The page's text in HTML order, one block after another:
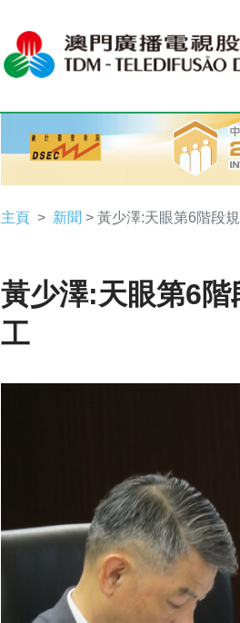
主頁 新聞 > 黃少澤:天眼第6階段
黃少澤:天眼第6
工